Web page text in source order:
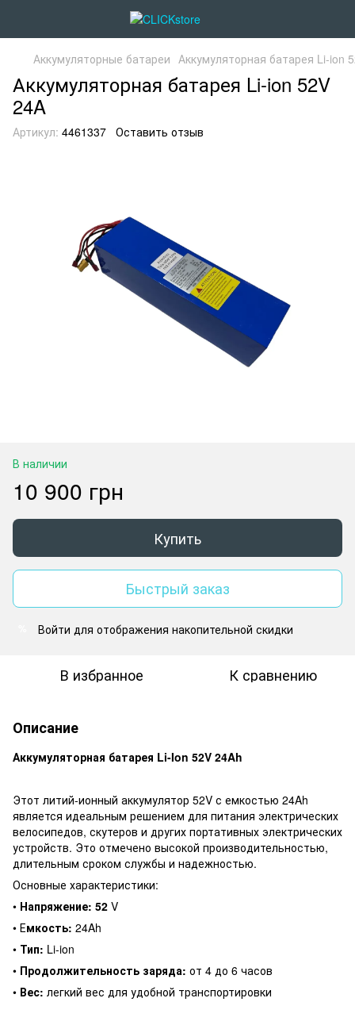
Аккумуляторные батареи Аккумуляторная батарея Li-ion
Аккумуляторная батарея Li-ion 52V
24A
Артикул: 4461337 Оставить отзыв
В наличии
10 900 грн
Купить
Быстрый заказ
Войти для отображения накопительной скидки
В избранное К сравнению
Описание
Аккумуляторная батарея Li-Ion 52V 24Ah
Этот литий-ионный аккумулятор 52V с емкостью 24Ah
является идеальным решением для питания электрических
велосипедов, скутеров и других портативных электрических
устройств. Это отмечено высокой производительностью,
длительным сроком службы и надежностью.
Основные характеристики:
• Напряжение: 52 V
• Емкость: 24Ah
• Тип: Li-ion
• Продолжительность заряда: от 4 до 6 часов
• Вес: легкий вес для удобной транспортировки